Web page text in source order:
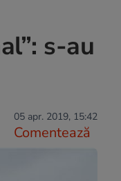
s-au
05 apr. 2019, 15:42
Comentează